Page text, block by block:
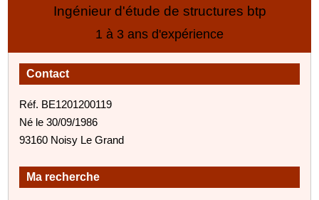
Ingénieur d'étude de structures btp
1 à 3 ans d'expérience
Contact
Réf. BE1201200119
Né le 30/09/1986
93160 Noisy Le Grand
Ma recherche